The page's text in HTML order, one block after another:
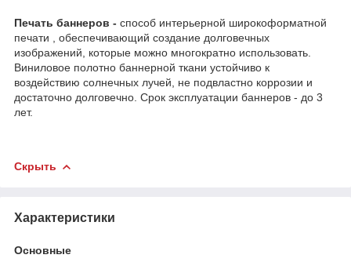
Печать баннеров - способ интерьерной широкоформатной
печати , обеспечивающий создание долговечных
изображений, которые можно многократно использовать.
Виниловое полотно баннерной ткани устойчиво к
воздействию солнечных лучей, не подвластно коррозии и
достаточно долговечно. Срок эксплуатации баннеров - до 3
лет.
Скрыть
Характеристики
Основные